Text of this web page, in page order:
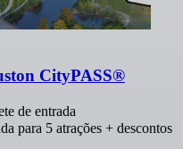
CityPASS®
de entrada
para 5 atrações + descontos